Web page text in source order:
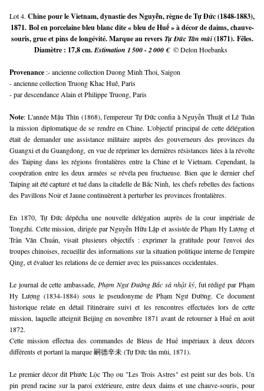
Lot 4. Chine pour le Vietnam, dynastie des Nguyễn, règne de Tự Đức (1848-1883),
1871. Bol en porcelaine bleu blanc dite « bleu de Huế » à décor de daims, chauve-
souris, grue et pins de longévité. Marque au reversTự Đức Tân mùi(1871). Fêles.
Diamètre : 17,8 cm.Estimation 1 500 - 2 000 €© Delon Hoebanks
Provenance :- ancienne collection Duong Minh Thoi, Saigon
- ancienne collection Truong Khac Huê, Paris
- par descendance Alain et Philippe Truong, Paris
Note: L'année Mậu Thìn (1868), l'empereur Tự Đức confia à Nguyễn Thuật et Lê Tuân
la mission diplomatique de se rendre en Chine. L'objectif principal de cette délégation
était de demander une assistance militaire auprès des gouverneurs des provinces du
Guangxi et du Guangdong, en vue de réprimer les dernières résistances liées à la révolte
des Taiping dans les régions frontalières entre la Chine et le Vietnam. Cependant, la
coopération entre les deux armées se révéla peu fructueuse. Bien que le dernier chef
Taiping ait été capturé et tué dans la citadelle de Bắc Ninh, les chefs rebelles des factions
des Pavillons Noir et Jaune continuèrent à perturber les provinces frontalières.
En 1870, Tự Đức dépêcha une nouvelle délégation auprès de la cour impériale de
Tongzhi. Cette mission, dirigée par Nguyễn Hữu Lập et assistée de Phạm Hy Lượng et
Trần Văn Chuẩn, visait plusieurs objectifs : exprimer la gratitude pour l'envoi des
troupes chinoises, recueillir des informations sur la situation politique interne de l'empire
Qing, et évaluer les relations de ce dernier avec les puissances occidentales.
Le journal de cette ambassade, Phạm Ngư Đường Bắc sà nhật ký, fut rédigé par Phạm
Hy Lượng (1834-1884) sous le pseudonyme de Phạm Ngư Đường. Ce document
historique relate en détail l'itinéraire suivi et les rencontres effectuées lors de cette
mission, laquelle atteignit Beijing en novembre 1871 avant de retourner à Huế en août
1872.
Cette mission effectua des commandes de Bleus de Huế impériaux à deux décors
différents et portant la marque 嗣德辛未 (Tự Đức tân mùi, 1871).
Le premier décor dit Phước Lộc Thọ ou "Les Trois Astres" est peint sur des bols. Un
pin prend racine sur la paroi extérieure, entre deux daims et une chauve-souris, pour